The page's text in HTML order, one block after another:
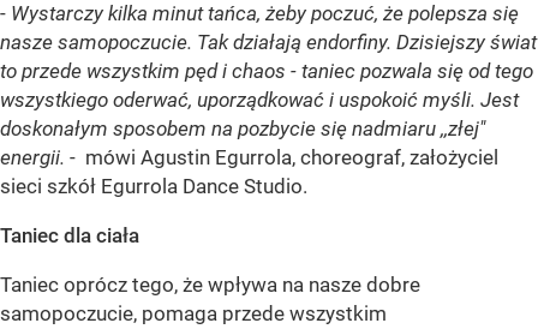
- Wystarczy kilka minut tańca, żeby poczuć, że polepsza się
nasze samopoczucie. Tak działają endorfiny. Dzisiejszy świat
to przede wszystkim pęd i chaos - taniec pozwala się od tego
wszystkiego oderwać, uporządkować i uspokoić myśli. Jest
doskonałym sposobem na pozbycie się nadmiaru ,,złej"
energii. - mówi Agustin Egurrola, choreograf, założyciel
sieci szkół Egurrola Dance Studio.
Taniec dla ciała
Taniec oprócz tego, że wpływa na nasze dobre
samopoczucie, pomaga przede wszystkim